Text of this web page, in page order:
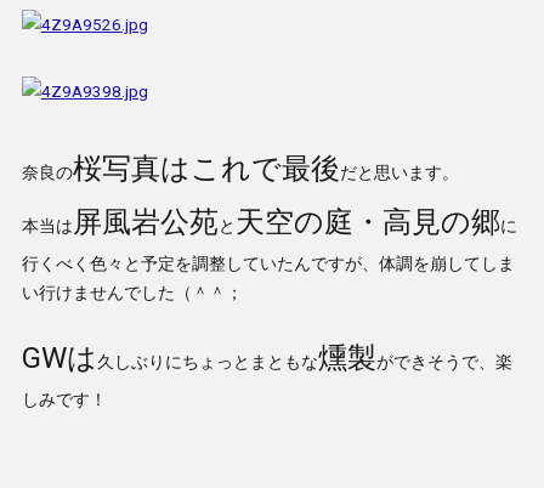
奈良の桜写真はこれで最後だと思います。
本当は屏風岩公苑と 天空の庭・高見の郷に
行くべく色々と予定を調整していたんですが、体調を崩してしま
い行けませんでした（＾＾；
GWは 久しぶりにちょっとまともな燻製ができそうで、楽
しみです！